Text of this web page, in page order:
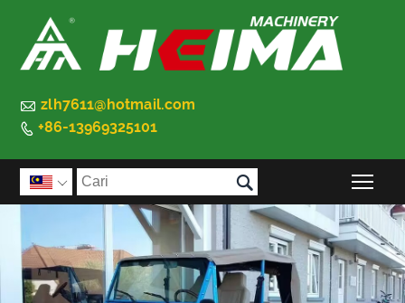
 zlh7611@hotmail.com
 +86-13969325101
 